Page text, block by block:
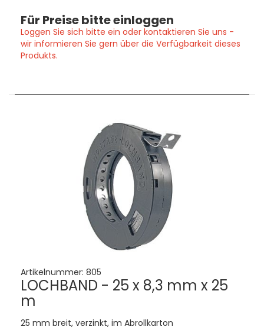
Für Preise bitte einloggen
Loggen Sie sich bitte ein oder kontaktieren Sie uns -
wir informieren Sie gern über die Verfügbarkeit dieses
Produkts.
Artikelnummer: 805
LOCHBAND - 25 x 8,3 mm x 25
m
25 mm breit, verzinkt, im Abrollkarton